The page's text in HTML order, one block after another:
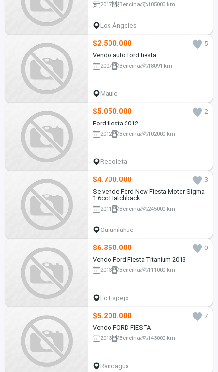
2017 Bencina 105000 km
Los Ángeles
$2.500.000
5
Vendo auto ford fiesta
2007 Bencina 18091 km
Maule
$5.050.000
2
Ford fiesta 2012
2012 Bencina 102000 km
Recoleta
$4.700.000
3
Se vende Ford New Fiesta Motor Sigma
1.6cc Hatchback
2011 Bencina 245000 km
Curanilahue
$6.350.000
0
Vendo Ford Fiesta Titanium 2013
2013 Bencina 111000 km
Lo Espejo
$5.200.000
7
Vendo FORD FIESTA
2013 Bencina 143000 km
Rancagua